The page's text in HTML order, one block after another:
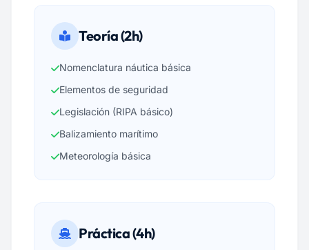
Teoría (2h)
Nomenclatura náutica básica
Elementos de seguridad
Legislación (RIPA básico)
Balizamiento marítimo
Meteorología básica
Práctica (4h)